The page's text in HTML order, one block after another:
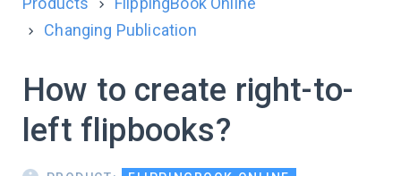
Changing Publication
How to create right-to-
left flipbooks?